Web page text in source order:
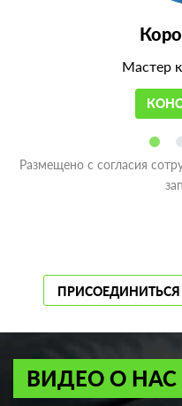
Мастер
Размещено с согласия
ВИДЕО О НАС